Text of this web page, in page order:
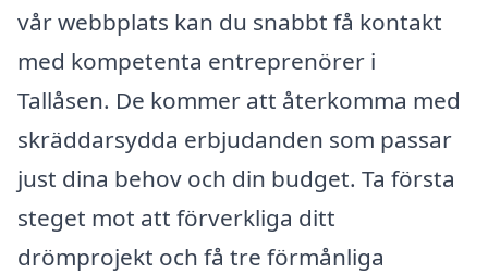
vår webbplats kan du snabbt få kontakt
med kompetenta entreprenörer i
Tallåsen. De kommer att återkomma med
skräddarsydda erbjudanden som passar
just dina behov och din budget. Ta första
steget mot att förverkliga ditt
drömprojekt och få tre förmånliga